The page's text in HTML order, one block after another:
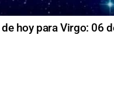
hoy para Virgo: 06